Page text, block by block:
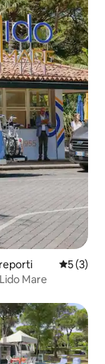
5 ud af 5
5 (3)
Mare